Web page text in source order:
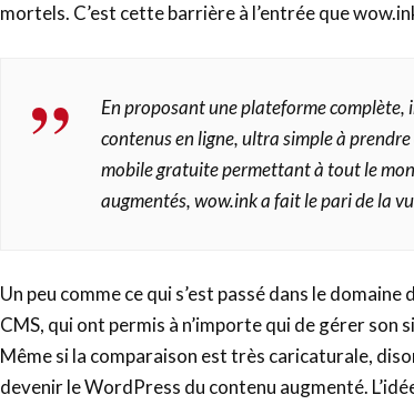
mortels. C’est cette barrière à l’entrée que
En proposant une plateforme
contenus en ligne, ultra simple à
mobile gratuite permettant à tout le
augmentés, wow.ink a fait le pari de la
Un peu comme ce qui s’est passé dans le domaine
CMS, qui ont permis à n’importe qui de gérer son
Même si la comparaison est très caricaturale,
devenir le WordPress du contenu augmenté.